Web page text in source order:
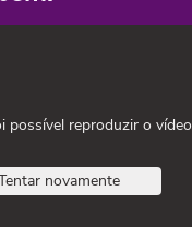
possível reproduzir o vídeo
novamente